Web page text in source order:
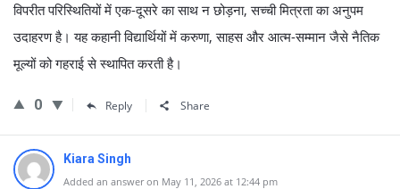
विपरीत परिस्थितियों में एक-दूसरे का साथ न छोड़ना, सच्ची मित्रता का अनुपम
उदाहरण है। यह कहानी विद्यार्थियों में करुणा, साहस और आत्म-सम्मान जैसे नैतिक
मूल्यों को गहराई से स्थापित करती है।
0 Reply Share
Kiara Singh
Added an answer on May 11, 2026 at 12:44 pm